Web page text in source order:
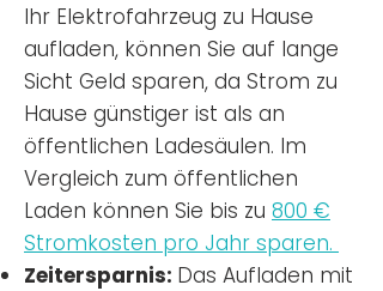
Ihr Elektrofahrzeug zu Hause
aufladen, können Sie auf lange
Sicht Geld sparen, da Strom zu
Hause günstiger ist als an
öffentlichen Ladesäulen. Im
Vergleich zum öffentlichen
Laden können Sie bis zu 800 €
Stromkosten pro Jahr sparen.
Zeitersparnis: Das Aufladen mit